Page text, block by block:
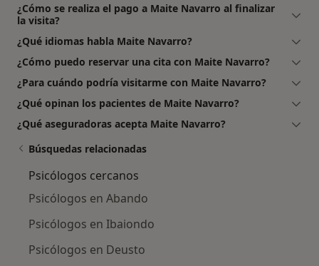
¿Cómo se realiza el pago a Maite Navarro al finalizar
la visita?
¿Qué idiomas habla Maite Navarro?
¿Cómo puedo reservar una cita con Maite Navarro?
¿Para cuándo podría visitarme con Maite Navarro?
¿Qué opinan los pacientes de Maite Navarro?
¿Qué aseguradoras acepta Maite Navarro?
Búsquedas relacionadas
Psicólogos cercanos
Psicólogos en Abando
Psicólogos en Ibaiondo
Psicólogos en Deusto